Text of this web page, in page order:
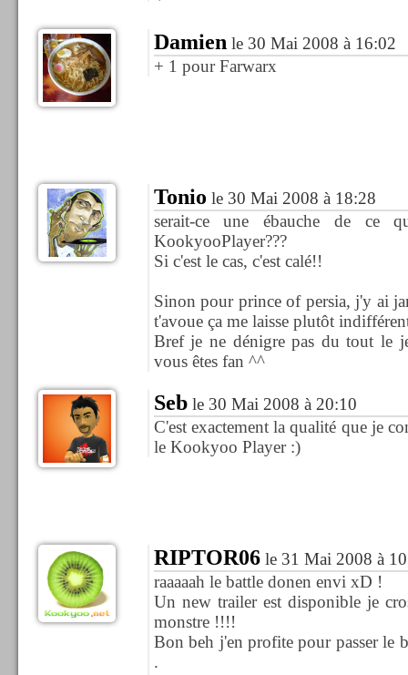
Damien le 30 Mai 2008 à 16:02
+ 1 pour Farwarx
Tonio le 30 Mai 2008 à 18:28
serait-ce une ébauche de ce
KookyooPlayer???
Si c'est le cas, c'est calé!!
Sinon pour prince of persia, j'y ai
t'avoue ça me laisse plutôt
Bref je ne dénigre pas du tout le
vous êtes fan ^^
Seble 30 Mai 2008 à 20:10
C'est exactement la qualité que je
le Kookyoo Player :)
RIPTOR06le 31 Mai 2008 à
raaaaah le battle donen envi xD !
Un new trailer est disponible je
monstre !!!!
Bon beh j'en profite pour passer le
.